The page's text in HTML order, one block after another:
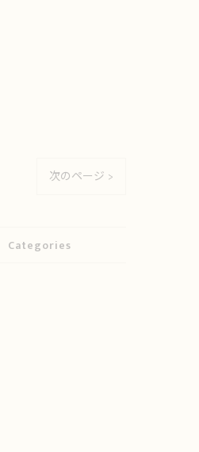
次のページ >
Categories